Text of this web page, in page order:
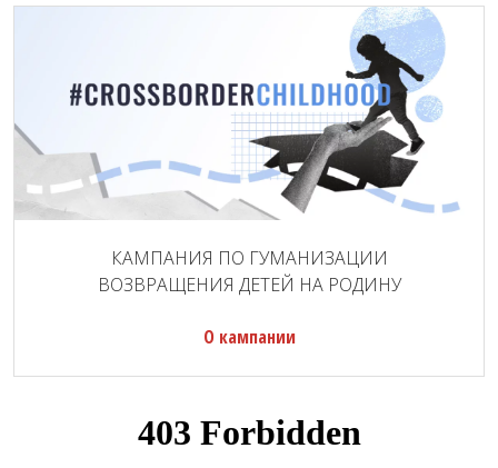
КАМПАНИЯ ПО ГУМАНИЗАЦИИ
ВОЗВРАЩЕНИЯ ДЕТЕЙ НА РОДИНУ
О кампании